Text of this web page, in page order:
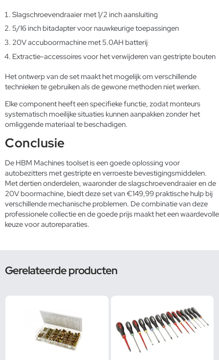
Slagschroevendraaier met 1/2 inch aansluiting
5/16 inch bitadapter voor nauwkeurige toepassingen
20V accuboormachine met 5.0AH batterij
Extractie-accessoires voor het verwijderen van gestripte bouten
Het ontwerp van de set maakt het mogelijk om verschillende
technieken te gebruiken als de gewone methoden niet werken.
Elke component heeft een specifieke functie, zodat monteurs
systematisch moeilijke situaties kunnen aanpakken zonder het
omliggende materiaal te beschadigen.
Conclusie
De HBM Machines toolset is een goede oplossing voor
autobezitters met gestripte en verroeste bevestigingsmiddelen.
Met dertien onderdelen, waaronder de slagschroevendraaier en de
20V boormachine, biedt deze set van €149,99 praktische hulp bij
verschillende mechanische problemen. De combinatie van deze
professionele collectie en de goede prijs maakt het een waardevolle
keuze voor autoreparaties.
Gerelateerde producten